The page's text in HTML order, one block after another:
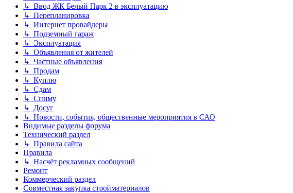
↳ Ввод ЖК Белый Парк 2 в эксплуатацию
↳ Перепланировка
↳ Интернет провайдеры
↳ Подземный гараж
↳ Эксплуатация
↳ Объявления от жителей
↳ Частные объявления
↳ Продам
↳ Куплю
↳ Сдам
↳ Сниму
↳ Досуг
↳ Новости, события, общественные мероприятия в САО
Видимые разделы форума
Технический раздел
↳ Правила сайта
Правила
↳ Насчёт рекламных сообщений
Ремонт
Коммерческий раздел
Совместная закупка стройматериалов